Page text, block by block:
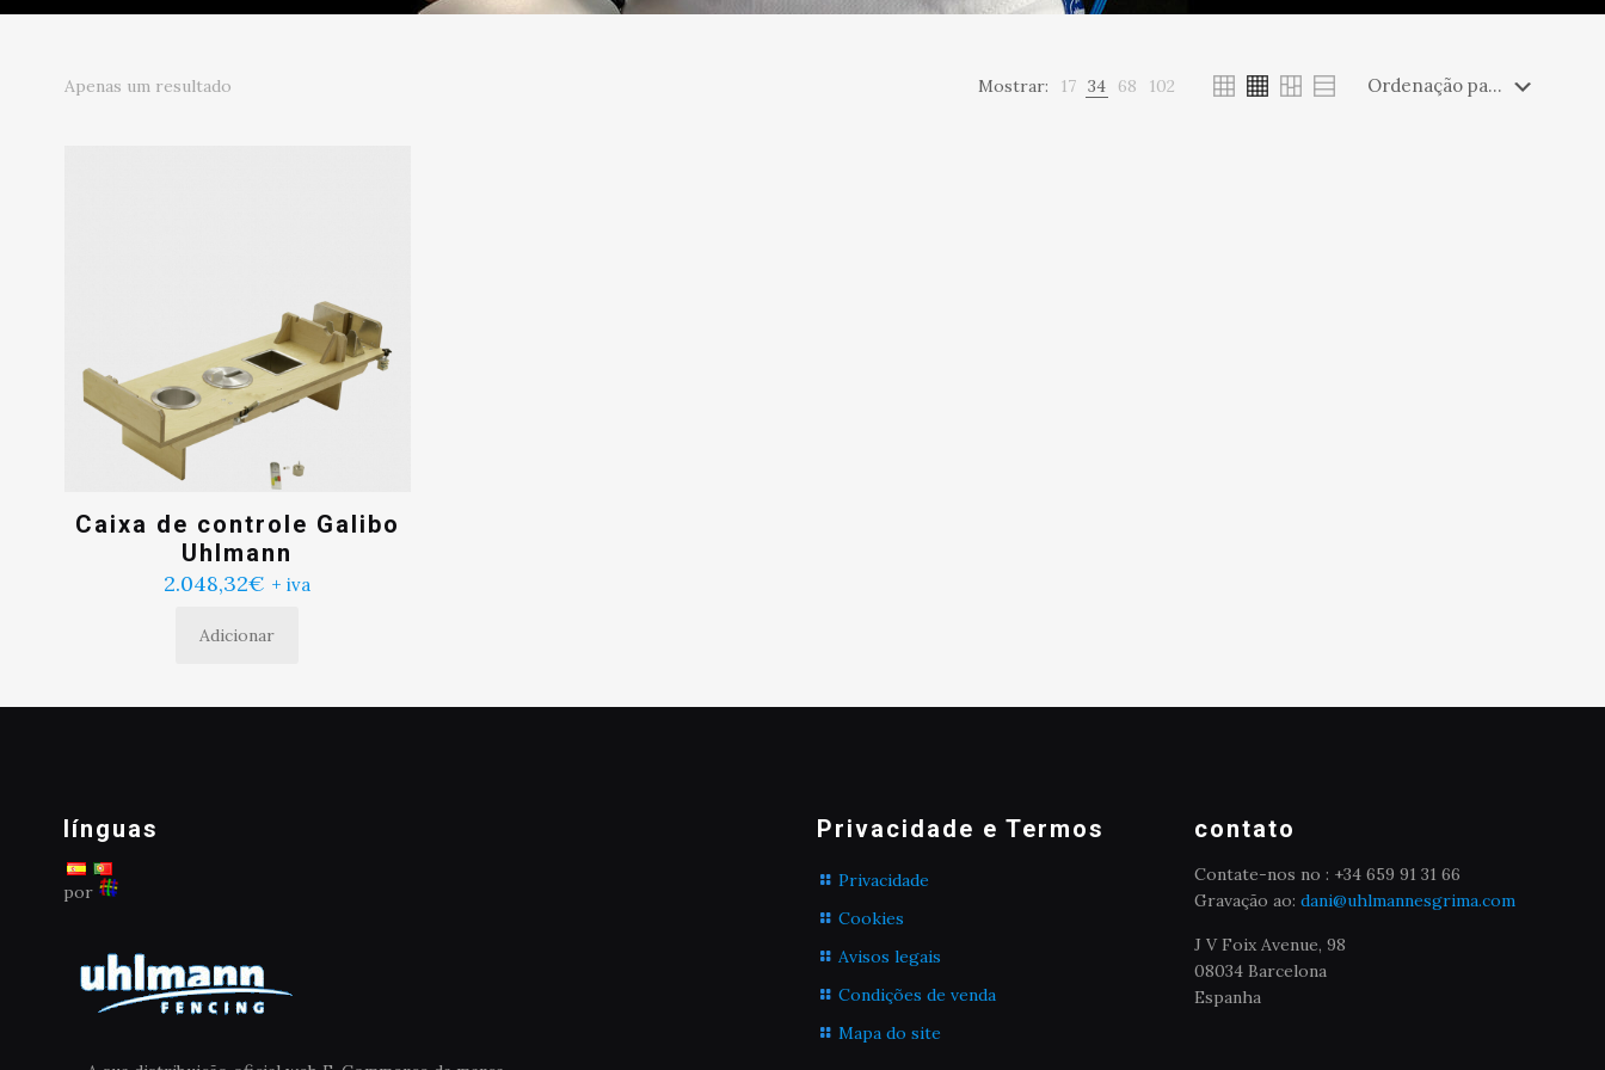
Apenas um resultado Mostrar: 17 34 68 102
Caixa de controle Galibo
Uhlmann
2.048,32€ + iva
Adicionar
línguas
por
Privacidade e Termos
Privacidade
Cookies
Avisos legais
Condições de venda
Mapa do site
contato
Contate-nos no : +34 659 91 31 66
Gravação ao: dani@uhlmannesgrima.com
J V Foix Avenue, 98
08034 Barcelona
Espanha